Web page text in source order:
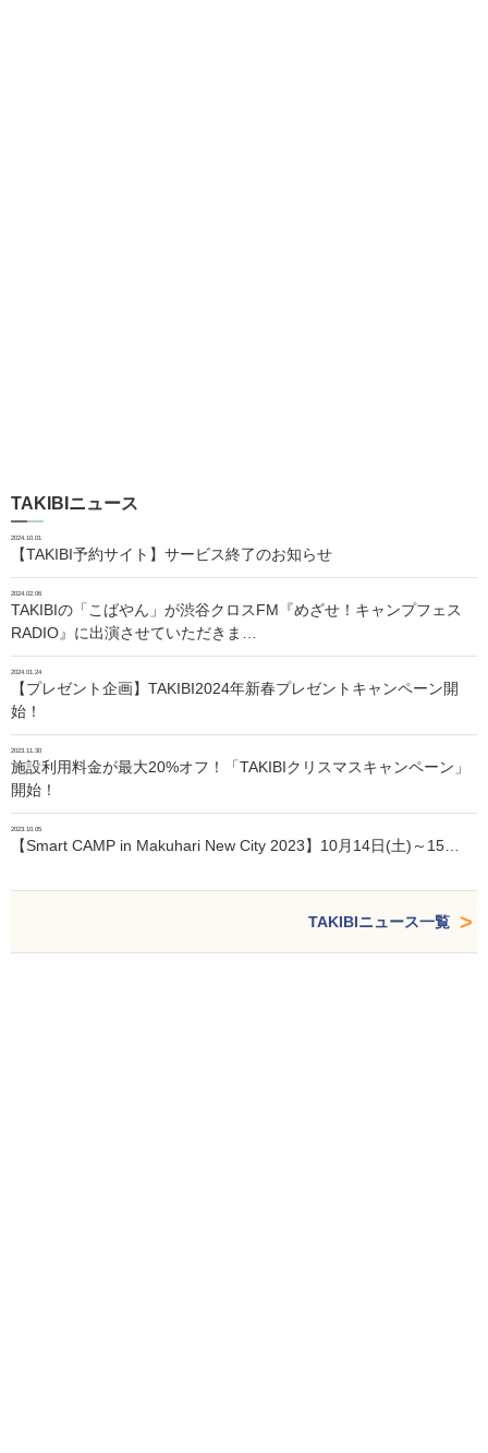
TAKIBIニュース
2024.10.01
【TAKIBI予約サイト】サービス終了のお知らせ
2024.02.06
TAKIBIの「こばやん」が渋谷クロスFM『めざせ！キャンプフェス
RADIO』に出演させていただきま…
2024.01.24
【プレゼント企画】TAKIBI2024年新春プレゼントキャンペーン開
始！
2023.11.30
施設利用料金が最大20%オフ！「TAKIBIクリスマスキャンペーン」
開始！
2023.10.05
【Smart CAMP in Makuhari New City 2023】10月14日(土)～15…
TAKIBIニュース一覧